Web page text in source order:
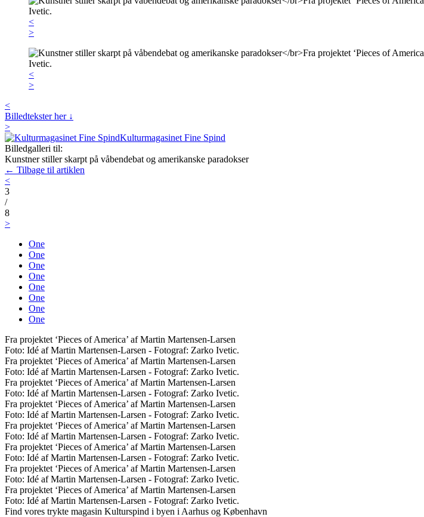
<
>
<
>
<
Billedtekster her ↓
>
Kulturmagasinet Fine Spind
Billedgalleri til:
Kunstner stiller skarpt på våbendebat og amerikanske paradokser
← Tilbage til artiklen
<
3
/
8
>
One
One
One
One
One
One
One
One
Fra projektet ‘Pieces of America’ af Martin Martensen-Larsen
Foto: Idé af Martin Martensen-Larsen - Fotograf: Zarko Ivetic.
Fra projektet ‘Pieces of America’ af Martin Martensen-Larsen
Foto: Idé af Martin Martensen-Larsen - Fotograf: Zarko Ivetic.
Fra projektet ‘Pieces of America’ af Martin Martensen-Larsen
Foto: Idé af Martin Martensen-Larsen - Fotograf: Zarko Ivetic.
Fra projektet ‘Pieces of America’ af Martin Martensen-Larsen
Foto: Idé af Martin Martensen-Larsen - Fotograf: Zarko Ivetic.
Fra projektet ‘Pieces of America’ af Martin Martensen-Larsen
Foto: Idé af Martin Martensen-Larsen - Fotograf: Zarko Ivetic.
Fra projektet ‘Pieces of America’ af Martin Martensen-Larsen
Foto: Idé af Martin Martensen-Larsen - Fotograf: Zarko Ivetic.
Fra projektet ‘Pieces of America’ af Martin Martensen-Larsen
Foto: Idé af Martin Martensen-Larsen - Fotograf: Zarko Ivetic.
Fra projektet ‘Pieces of America’ af Martin Martensen-Larsen
Foto: Idé af Martin Martensen-Larsen - Fotograf: Zarko Ivetic.
Find vores trykte magasin Kulturspind i byen i Aarhus og København